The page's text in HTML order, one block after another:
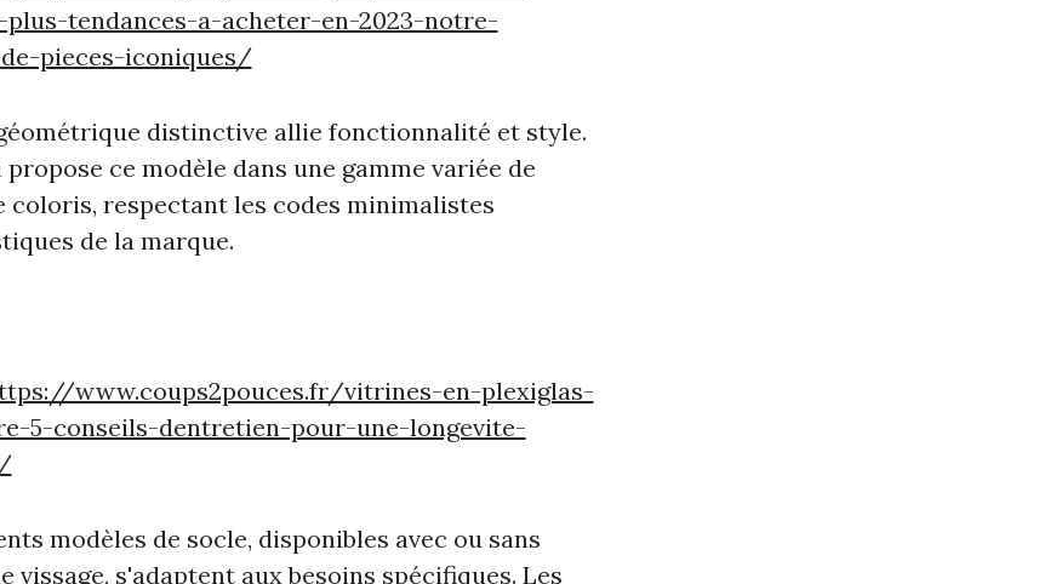
plus-tendances-a-acheter-en-2023-notre-
pieces-iconiques/
distinctive allie fonctionnalité et style.
propose ce modèle dans une gamme variée de
coloris, respectant les codes minimalistes
de la marque.
www.coups2pouces.fr/vitrines-en-plexiglas-
5-conseils-dentretien-pour-une-longevite-
modèles de socle, disponibles avec ou sans
vissage, s'adaptent aux besoins spécifiques. Les